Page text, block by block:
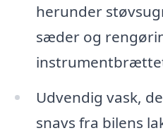
herunder
sæder og
Udvendig vask,
snavs fra bilens